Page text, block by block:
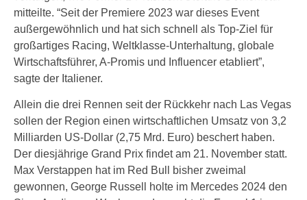
mitteilte. “Seit der Premiere 2023 war dieses Event
außergewöhnlich und hat sich schnell als Top-Ziel für
großartiges Racing, Weltklasse-Unterhaltung, globale
Wirtschaftsführer, A-Promis und Influencer etabliert”,
sagte der Italiener.
Allein die drei Rennen seit der Rückkehr nach Las Vegas
sollen der Region einen wirtschaftlichen Umsatz von 3,2
Milliarden US-Dollar (2,75 Mrd. Euro) beschert haben.
Der diesjährige Grand Prix findet am 21. November statt.
Max Verstappen hat im Red Bull bisher zweimal
gewonnen, George Russell holte im Mercedes 2024 den